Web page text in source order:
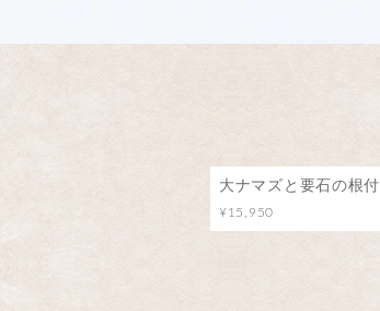
大ナマズと要石の根付
¥15,950